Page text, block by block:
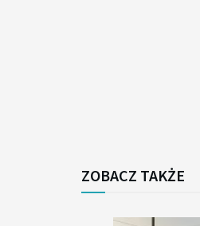
ZOBACZ TAKŻE